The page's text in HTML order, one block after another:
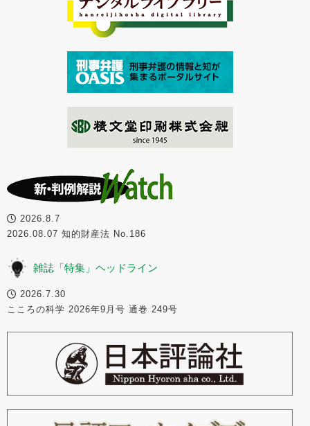
2026.8.7
2026.08.07 知的財産法 No.186
雑誌「特集」ヘッドライン
2026.7.30
こころの科学 2026年9月号 通巻 249号